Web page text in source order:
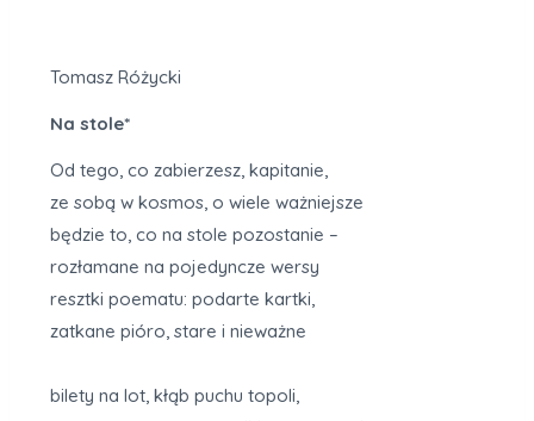
Tomasz Różycki
Na stole*
Od tego, co zabierzesz, kapitanie,
ze sobą w kosmos, o wiele ważniejsze
będzie to, co na stole pozostanie –
rozłamane na pojedyncze wersy
resztki poematu: podarte kartki,
zatkane pióro, stare i nieważne
bilety na lot, kłąb puchu topoli,